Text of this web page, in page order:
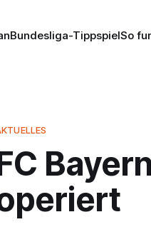
Bundesliga-TippspielSo